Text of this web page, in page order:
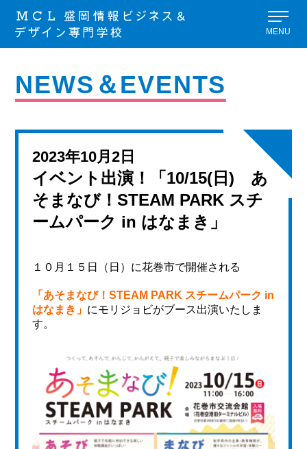
MENU
NEWS＆EVENTS
2023年10月2日
イベント出演！「10/15(日) あ
そまなび！STEAM PARK スチ
ームパーク in はなまき」
１０月１５日（日）に花巻市で開催される
「あそまなび！STEAM PARK スチームパーク in
はなまき」 にモリジョビがブース出演いたしま
す。